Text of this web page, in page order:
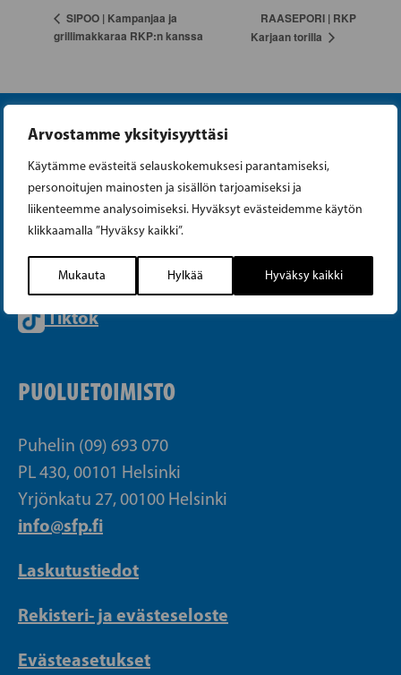
Arvostamme yksityisyyttäsi
Käytämme evästeitä selauskokemuksesi parantamiseksi,
personoitujen mainosten ja sisällön tarjoamiseksi ja
liikenteemme analysoimiseksi. Hyväksyt evästeidemme käytön
klikkaamalla ”Hyväksy kaikki”.
Mukauta Hylkää Hyväksy kaikki
SIPOO | Kampanjaa ja
grillimakkaraa RKP:n kanssa
RAASEPORI | RKP
Karjaan torilla
Instagram
Facebook
Tiktok
PUOLUETOIMISTO
Puhelin (09) 693 070
PL 430, 00101 Helsinki
Yrjönkatu 27, 00100 Helsinki
info@sfp.fi
Laskutustiedot
Rekisteri- ja evästeseloste
Evästeasetukset